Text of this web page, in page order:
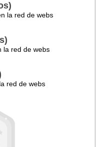
la red de webs
la red de webs
red de webs